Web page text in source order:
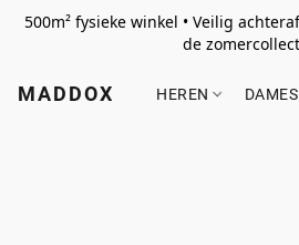
500m² fysieke winkel • Veilig
de
MADDOX HEREN DAMES